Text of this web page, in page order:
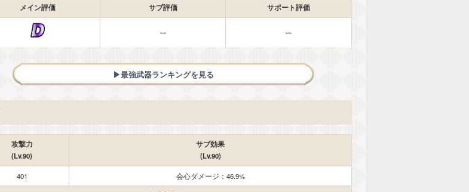
メイン評価 サブ評価 サポート評価
ー ー
▶︎最強武器ランキングを見る
攻撃力
(Lv.90)
サブ効果
(Lv.90)
401 会心ダメージ：46.9%